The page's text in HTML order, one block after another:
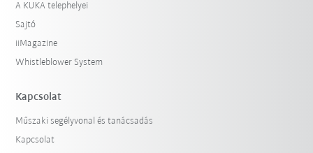
A KUKA telephelyei
Sajtó
iiMagazine
Whistleblower System
Kapcsolat
Műszaki segélyvonal és tanácsadás
Kapcsolat